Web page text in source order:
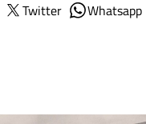
Twitter Whatsapp